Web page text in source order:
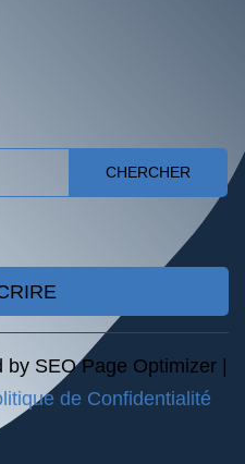
CHERCHER
SEO Page Optimizer |
de Confidentialité